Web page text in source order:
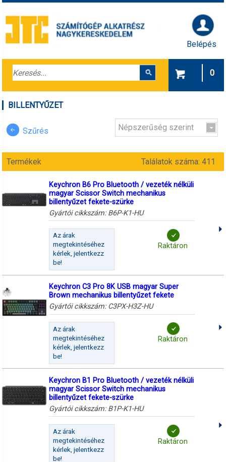
Belépés
0
BILLENTYŰZET
Szűrés Népszerűség szerint
Termékek Találatok száma: 411
Keychron B6 Pro Bluetooth / vezeték nélküli
magyar Scissor Switch mechanikus
billentyűzet fekete-szürke
Gyártói cikkszám: B6P-K1-HU
Az árak
megtekintéséhez
kérlek, jelentkezz
be!
Raktáron
Keychron C3 Pro 8K USB magyar Super
Brown mechanikus billentyűzet fekete
Gyártói cikkszám: C3PX-H3Z-HU
Az árak
megtekintéséhez
kérlek, jelentkezz
be!
Raktáron
Keychron B1 Pro Bluetooth / vezeték nélküli
magyar Scissor Switch mechanikus
billentyűzet fekete-szürke
Gyártói cikkszám: B1P-K1-HU
Az árak
megtekintéséhez
kérlek, jelentkezz
be!
Raktáron